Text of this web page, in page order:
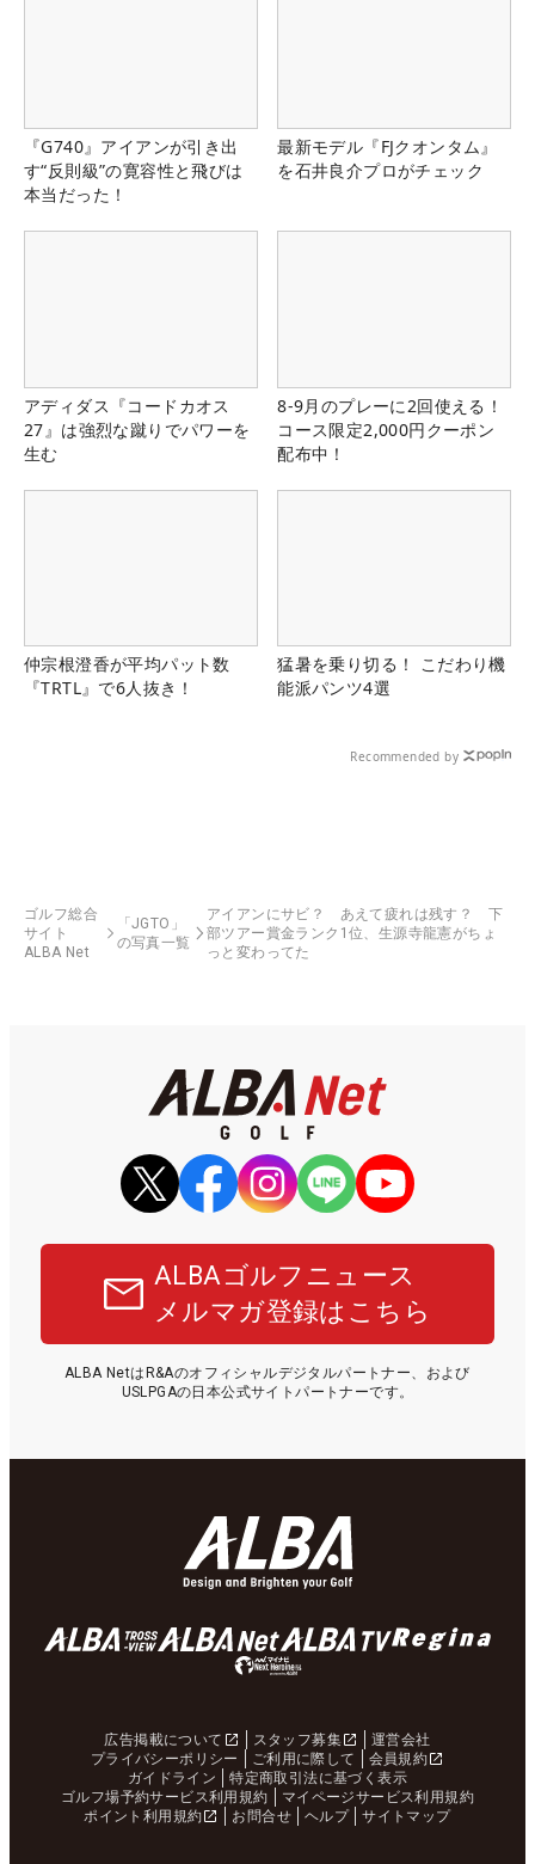
『G740』アイアンが引き出
す“反則級”の寛容性と飛びは
本当だった！
最新モデル『FJクオンタム』
を石井良介プロがチェック
アディダス『コードカオス
27』は強烈な蹴りでパワーを
生む
8-9月のプレーに2回使える！
コース限定2,000円クーポン
配布中！
仲宗根澄香が平均パット数
『TRTL』で6人抜き！
猛暑を乗り切る！ こだわり機
能派パンツ4選
Recommended by
ゴルフ総合
サイト
ALBA Net
「JGTO」
の写真一覧
アイアンにサビ？ あえて疲れは残す？ 下
部ツアー賞金ランク1位、生源寺龍憲がちょ
っと変わってた
ALBAゴルフニュース
メルマガ登録はこちら
ALBA NetはR&Aのオフィシャルデジタルパートナー、および
USLPGAの日本公式サイトパートナーです。
広告掲載について スタッフ募集
運営会社
プライバシーポリシー
ご利用に際して
会員規約
ガイドライン
特定商取引法に基づく表示
ゴルフ場予約サービス利用規約
マイページサービス利用規約
ポイント利用規約
お問合せ ヘルプ サイトマップ